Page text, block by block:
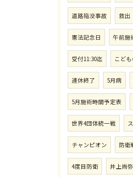
道路陥没事故 救出
憲法記念日 午前施
受付11:30迄 こど
連休終了 5月病
5月施術時間予定表
世界4団体統一戦
チャンピオン 防衛
4度目防衛 井上尚